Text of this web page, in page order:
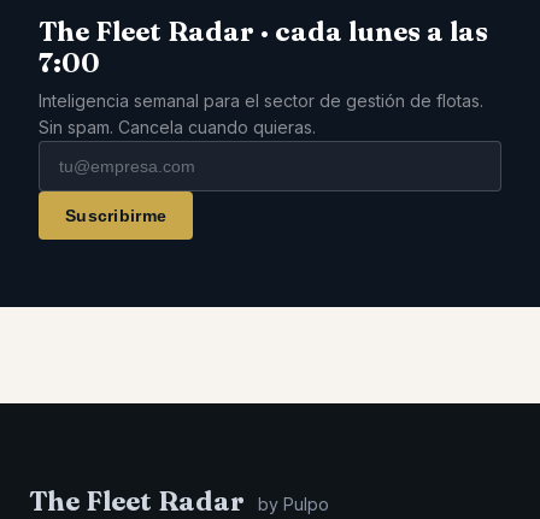
The Fleet Radar · cada lunes a las
7:00
Inteligencia semanal para el sector de gestión de flotas.
Sin spam. Cancela cuando quieras.
Suscribirme
The Fleet Radar by Pulpo